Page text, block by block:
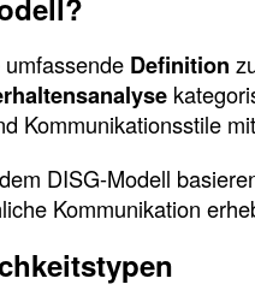
Definition
Kommunikationsstile
DISG-Modell
Kommunikation